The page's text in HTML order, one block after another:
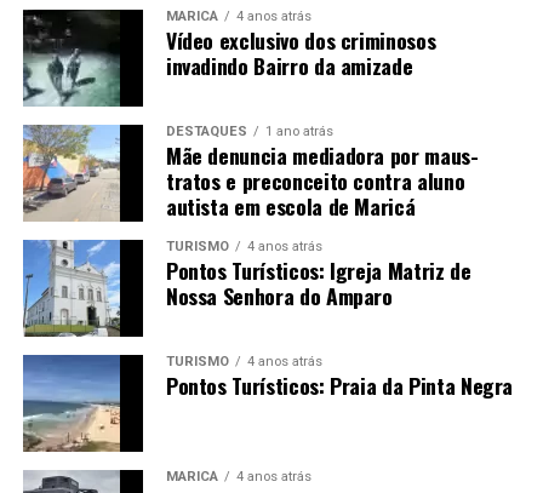
MARICÁ 4 anos atrás
Vídeo exclusivo dos criminosos
invadindo Bairro da amizade
DESTAQUES 1 ano atrás
Mãe denuncia mediadora por maus-
tratos e preconceito contra aluno
autista em escola de Maricá
TURISMO 4 anos atrás
Pontos Turísticos: Igreja Matriz de
Nossa Senhora do Amparo
TURISMO 4 anos atrás
Pontos Turísticos: Praia da Pinta Negra
MARICÁ 4 anos atrás